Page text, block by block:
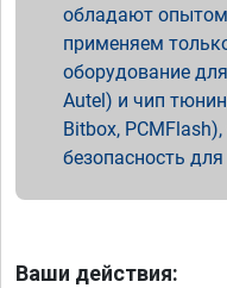
обладают
применяем
оборудование
Autel) и чип
Bitbox,
безопасность
Ваши действия: